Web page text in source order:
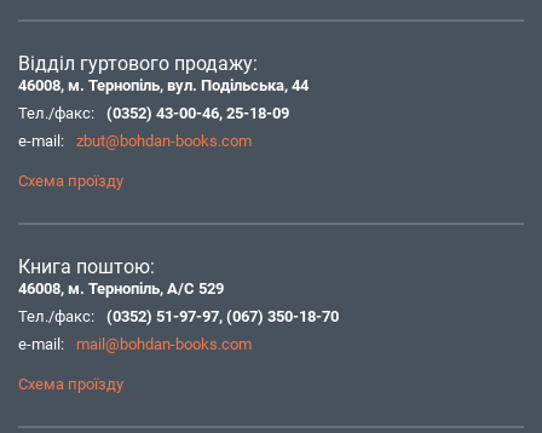
Відділ гуртового продажу:
46008, м. Тернопіль, вул. Подільська, 44
Тел./факс:
(0352) 43-00-46, 25-18-09
e-mail:
zbut@bohdan-books.com
Схема проїзду
Книга поштою:
46008, м. Тернопіль, А/С 529
Тел./факс:
(0352) 51-97-97, (067) 350-18-70
e-mail:
mail@bohdan-books.com
Схема проїзду